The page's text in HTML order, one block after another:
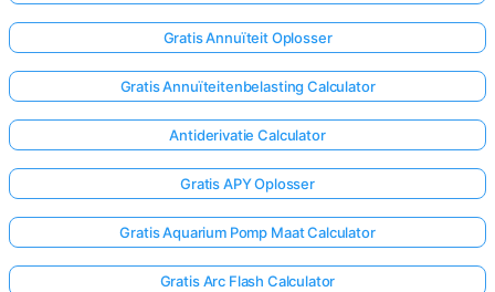
Gratis Annuïteit Oplosser
Gratis Annuïteitenbelasting Calculator
Antiderivatie Calculator
Gratis APY Oplosser
Gratis Aquarium Pomp Maat Calculator
Gratis Arc Flash Calculator